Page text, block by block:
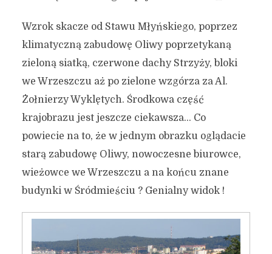
Wzrok skacze od Stawu Młyńskiego, poprzez
klimatyczną zabudowę Oliwy poprzetykaną
zieloną siatką, czerwone dachy Strzyży, bloki
we Wrzeszczu aż po zielone wzgórza za Al.
Żołnierzy Wyklętych. Środkowa część
krajobrazu jest jeszcze ciekawsza… Co
powiecie na to, że w jednym obrazku oglądacie
starą zabudowę Oliwy, nowoczesne biurowce,
wieżowce we Wrzeszczu a na końcu znane
budynki w Śródmieściu ? Genialny widok !